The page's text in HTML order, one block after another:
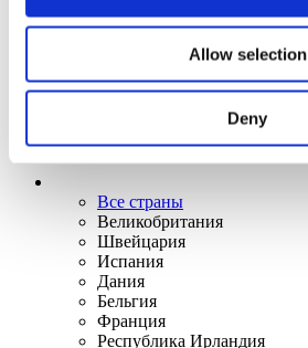
Allow selection
Deny
Все страны
Великобритания
Швейцария
Испания
Дания
Бельгия
Франция
Республика Ирландия